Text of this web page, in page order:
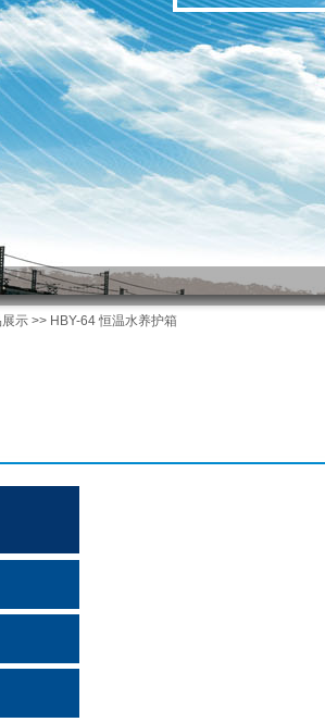
展示 >> HBY-64 恒温水养护箱